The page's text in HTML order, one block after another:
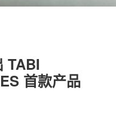
TABI
首款产品